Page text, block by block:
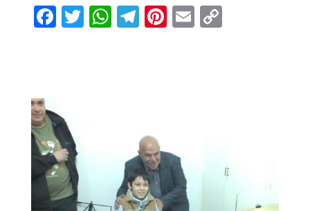
Facebook
Twitter
WhatsApp
Telegram
Pinterest
EmailCopy